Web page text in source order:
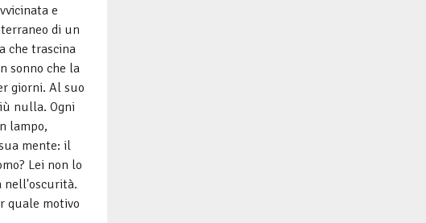
e
di un
che trascina
sonno che la
giorni. Al suo
nulla. Ogni
lampo,
mente: il
Lei non lo
nell'oscurità.
quale motivo